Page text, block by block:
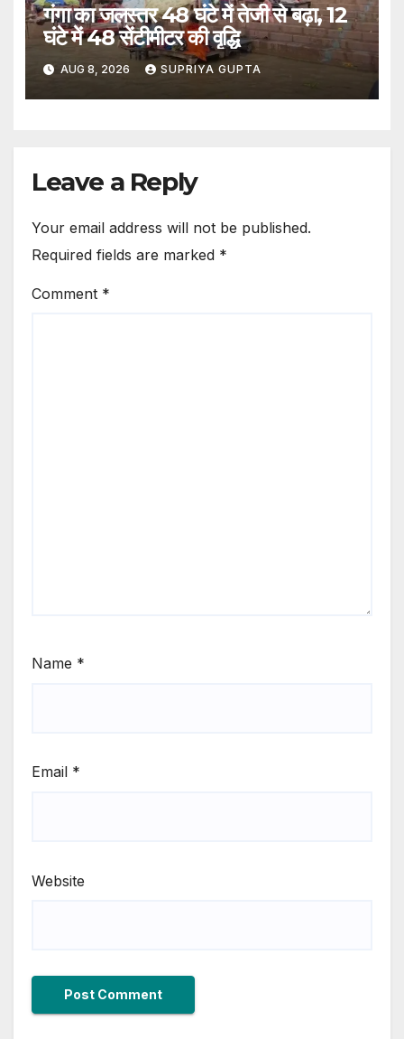
गंगा का जलस्तर 48 घंटे में तेजी से बढ़ा, 12
घंटे में 48 सेंटीमीटर की वृद्धि
AUG 8, 2026 SUPRIYA GUPTA
Leave a Reply
Your email address will not be published.
Required fields are marked *
Comment *
Name *
Email *
Website